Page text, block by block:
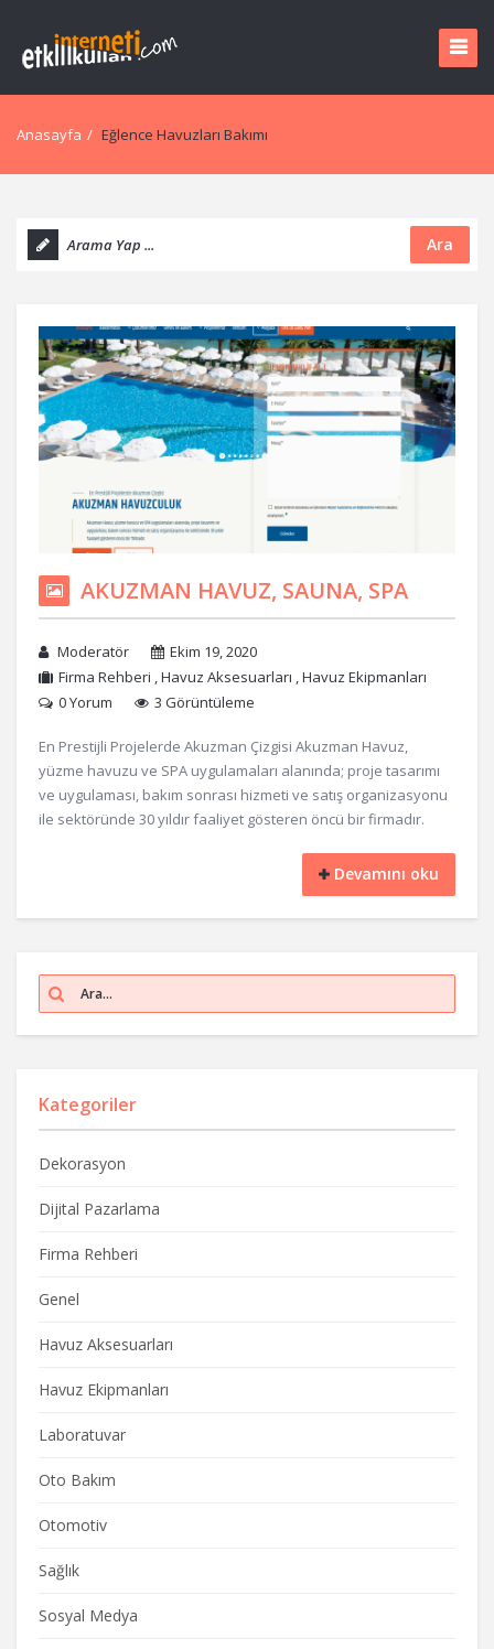
Anasayfa / Eğlence Havuzları Bakımı
Ara
AKUZMAN HAVUZ, SAUNA, SPA
Moderatör
Ekim 19, 2020
Firma Rehberi ,Havuz Aksesuarları ,Havuz Ekipmanları
0 Yorum
3 Görüntüleme
En Prestijli Projelerde Akuzman Çizgisi Akuzman Havuz,
yüzme havuzu ve SPA uygulamaları alanında; proje tasarımı
ve uygulaması, bakım sonrası hizmeti ve satış organizasyonu
ile sektöründe 30 yıldır faaliyet gösteren öncü bir firmadır.
Devamını oku
Kategoriler
Dekorasyon
Dijital Pazarlama
Firma Rehberi
Genel
Havuz Aksesuarları
Havuz Ekipmanları
Laboratuvar
Oto Bakım
Otomotiv
Sağlık
Sosyal Medya